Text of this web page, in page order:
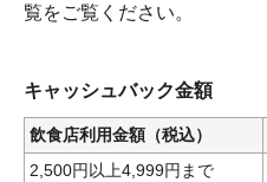
覧をご覧ください。
キャッシュバック金額
飲食店利用金額（税込）
2,500円以上4,999円まで